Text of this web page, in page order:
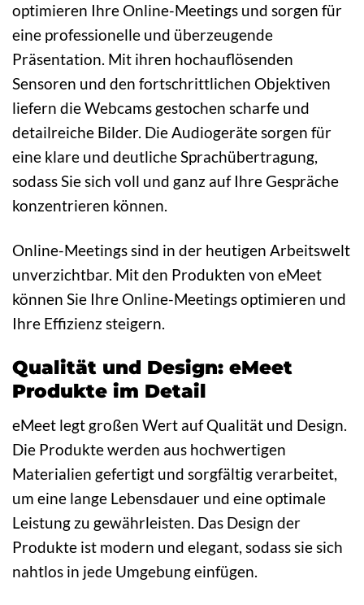
optimieren Ihre Online-Meetings und sorgen für
eine professionelle und überzeugende
Präsentation. Mit ihren hochauflösenden
Sensoren und den fortschrittlichen Objektiven
liefern die Webcams gestochen scharfe und
detailreiche Bilder. Die Audiogeräte sorgen für
eine klare und deutliche Sprachübertragung,
sodass Sie sich voll und ganz auf Ihre Gespräche
konzentrieren können.
Online-Meetings sind in der heutigen Arbeitswelt
unverzichtbar. Mit den Produkten von eMeet
können Sie Ihre Online-Meetings optimieren und
Ihre Effizienz steigern.
Qualität und Design: eMeet
Produkte im Detail
eMeet legt großen Wert auf Qualität und Design.
Die Produkte werden aus hochwertigen
Materialien gefertigt und sorgfältig verarbeitet,
um eine lange Lebensdauer und eine optimale
Leistung zu gewährleisten. Das Design der
Produkte ist modern und elegant, sodass sie sich
nahtlos in jede Umgebung einfügen.